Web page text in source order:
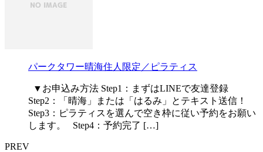
パークタワー晴海住人限定／ピラティス
▼お申込み方法 Step1：まずはLINEで友達登録
Step2：「晴海」または「はるみ」とテキスト送信！
Step3：ピラティスを選んで空き枠に従い予約をお願い
します。 Step4：予約完了 […]
PREV